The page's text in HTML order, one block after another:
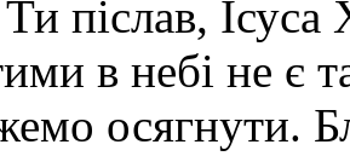
післав,
в небі не є
осягнути.